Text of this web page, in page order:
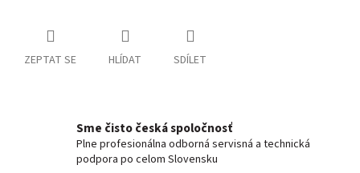
ZEPTAT SE HLÍDAT SDÍLET
Sme čisto česká spoločnosť
Plne profesionálna odborná servisná a technická
podpora po celom Slovensku